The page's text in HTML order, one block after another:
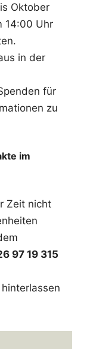
Oktober
14:00 Uhr
in der
für
zu
im
Zeit nicht
97 19 315
hinterlassen